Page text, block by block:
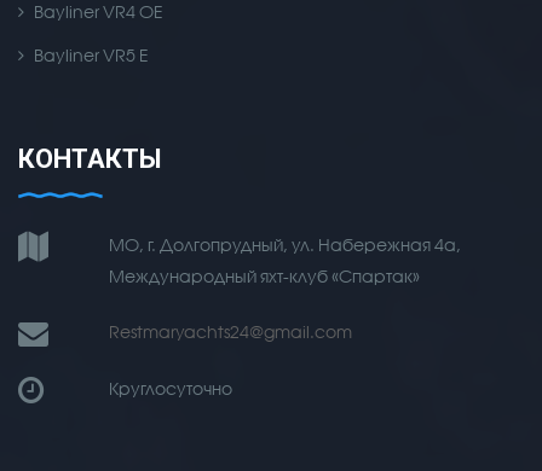
Bayliner VR4 OE
Bayliner VR5 E
КОНТАКТЫ
МО, г. Долгопрудный, ул. Набережная 4а,
Международный яхт-клуб «Спартак»
Restmaryachts24@gmail.com
Круглосуточно